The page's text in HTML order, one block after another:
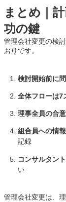
まとめ｜
功の鍵
管理会社変更の検
おりです。
検討開始前に
全体フローは7
理事全員の合
組合員への情
記録
コンサルタン
い
管理会社変更は、